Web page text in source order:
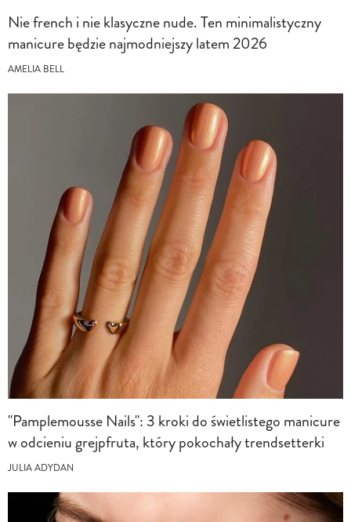
Nie french i nie klasyczne nude. Ten minimalistyczny
manicure będzie najmodniejszy latem 2026
AMELIA BELL
"Pamplemousse Nails": 3 kroki do świetlistego manicure
w odcieniu grejpfruta, który pokochały trendsetterki
JULIA ADYDAN